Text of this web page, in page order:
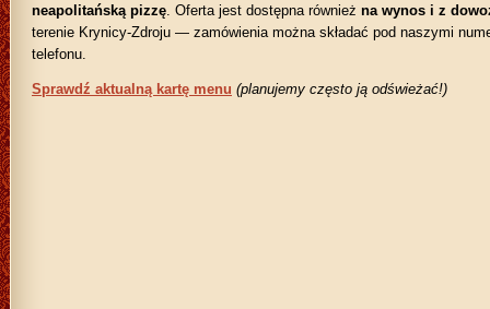
neapolitańską pizzę . Oferta jest dostępna również na wynos i z
terenie Krynicy-Zdroju — zamówienia można składać pod naszymi
telefonu.
Sprawdź aktualną kartę menu (planujemy często ją odświeżać!)